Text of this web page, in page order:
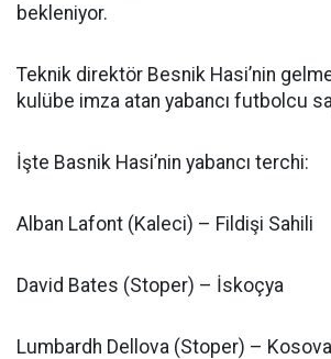
bekleniyor.
Teknik direktör Besnik Hasi’nin
kulübe imza atan yabancı futbolcu
İşte Basnik Hasi’nin yabancı terchi:
Alban Lafont (Kaleci) – Fildişi Sahili
David Bates (Stoper) – İskoçya
Lumbardh Dellova (Stoper) – Kosova